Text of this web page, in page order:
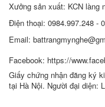
Xưởng sản xuất: KCN làng
Điện thoại: 0984.997.248 -
Email:
Facebook: https://
Giấy chứng nhận đăng ký
tại Hà Nội. Người đại diện: